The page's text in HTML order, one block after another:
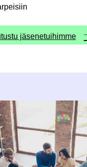
jäsenetuihimme